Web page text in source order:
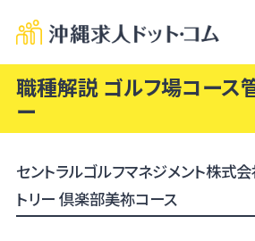
職種解説 ゴルフ場コース
ー
セントラルゴルフマネジメント株式
トリー 倶楽部美祢コース